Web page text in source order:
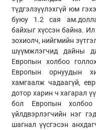
түдгэлзүүлэхгүй юм
буюу 1.2 сая
байхыг хүссэн байна.
зохиолч, нийгмийн
шүүмжлэгчид дайны
Европын холбоо
Европын орнуудын
хамгаалж чадаагүй,
дотор харин ч хагарал
бол Европын
үйлдвэрлэгчийн нэг
шагнал үүсгэсэн